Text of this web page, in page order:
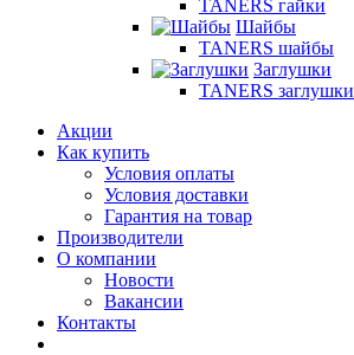
TANERS гайки
Шайбы
TANERS шайбы
Заглушки
TANERS заглушки
Акции
Как купить
Условия оплаты
Условия доставки
Гарантия на товар
Производители
О компании
Новости
Вакансии
Контакты